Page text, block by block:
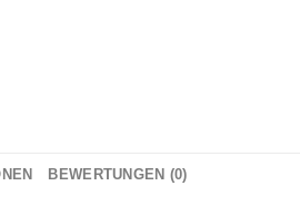
BEWERTUNGEN (0)